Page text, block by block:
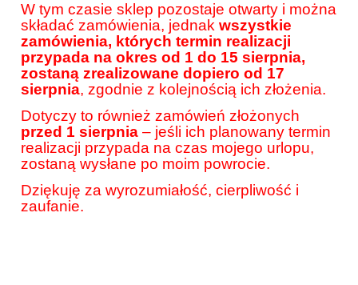
W tym czasie sklep pozostaje otwarty i można
składać zamówienia, jednak wszystkie
zamówienia, których termin realizacji
przypada na okres od 1 do 15 sierpnia,
zostaną zrealizowane dopiero od 17
sierpnia, zgodnie z kolejnością ich złożenia.
Dotyczy to również zamówień złożonych
przed 1 sierpnia – jeśli ich planowany termin
realizacji przypada na czas mojego urlopu,
zostaną wysłane po moim powrocie.
Dziękuję za wyrozumiałość, cierpliwość i
zaufanie.